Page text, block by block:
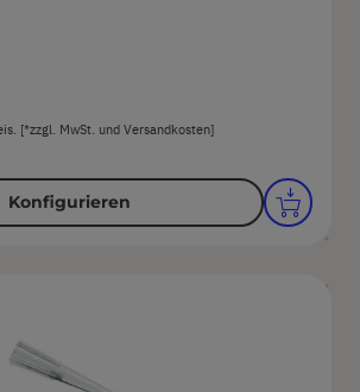
[*zzgl. MwSt. und Versandkosten]
Konfigurieren